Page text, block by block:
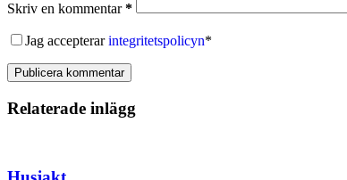
Skriv en kommentar*
Jag accepterarintegritetspolicyn*
Publicera kommentar
Relaterade inlägg